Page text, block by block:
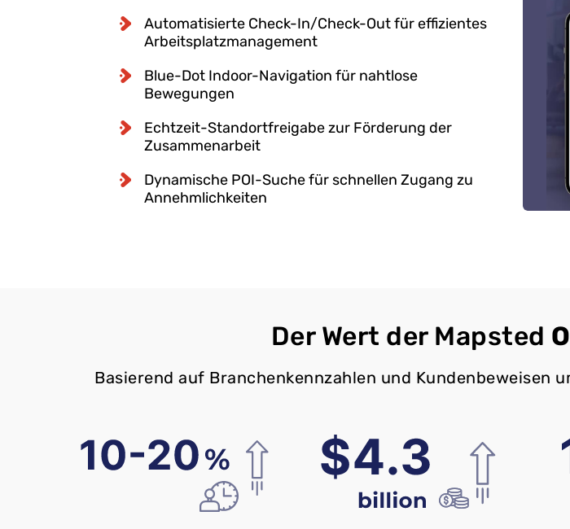
Automatisierte Check-In/Check-Out für effizientes
Arbeitsplatzmanagement
Blue-Dot Indoor-Navigation für nahtlose
Bewegungen
Echtzeit-Standortfreigabe zur Förderung der
Zusammenarbeit
Dynamische POI-Suche für schnellen Zugang zu
Annehmlichkeiten
Der Wert der Mapsted
Basierend auf Branchenkennzahlen und Kundenbeweisen